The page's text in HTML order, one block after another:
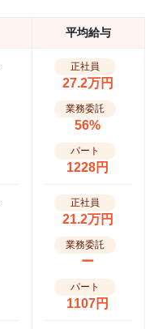
平均給与
正社員
27.2万円
業務委託
56%
パート
1228円
正社員
21.2万円
業務委託
ー
パート
1107円